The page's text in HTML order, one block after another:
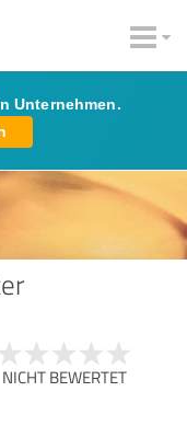
Unternehmen.
NICHT BEWERTET